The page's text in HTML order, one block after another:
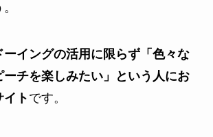
ーイングの活用に限らず「色々な
ーチを楽しみたい」という人にお
ト です。